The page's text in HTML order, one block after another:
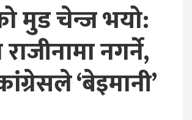
मुड चेन्ज भयो:
नगर्ने,
‘बेइमानी’